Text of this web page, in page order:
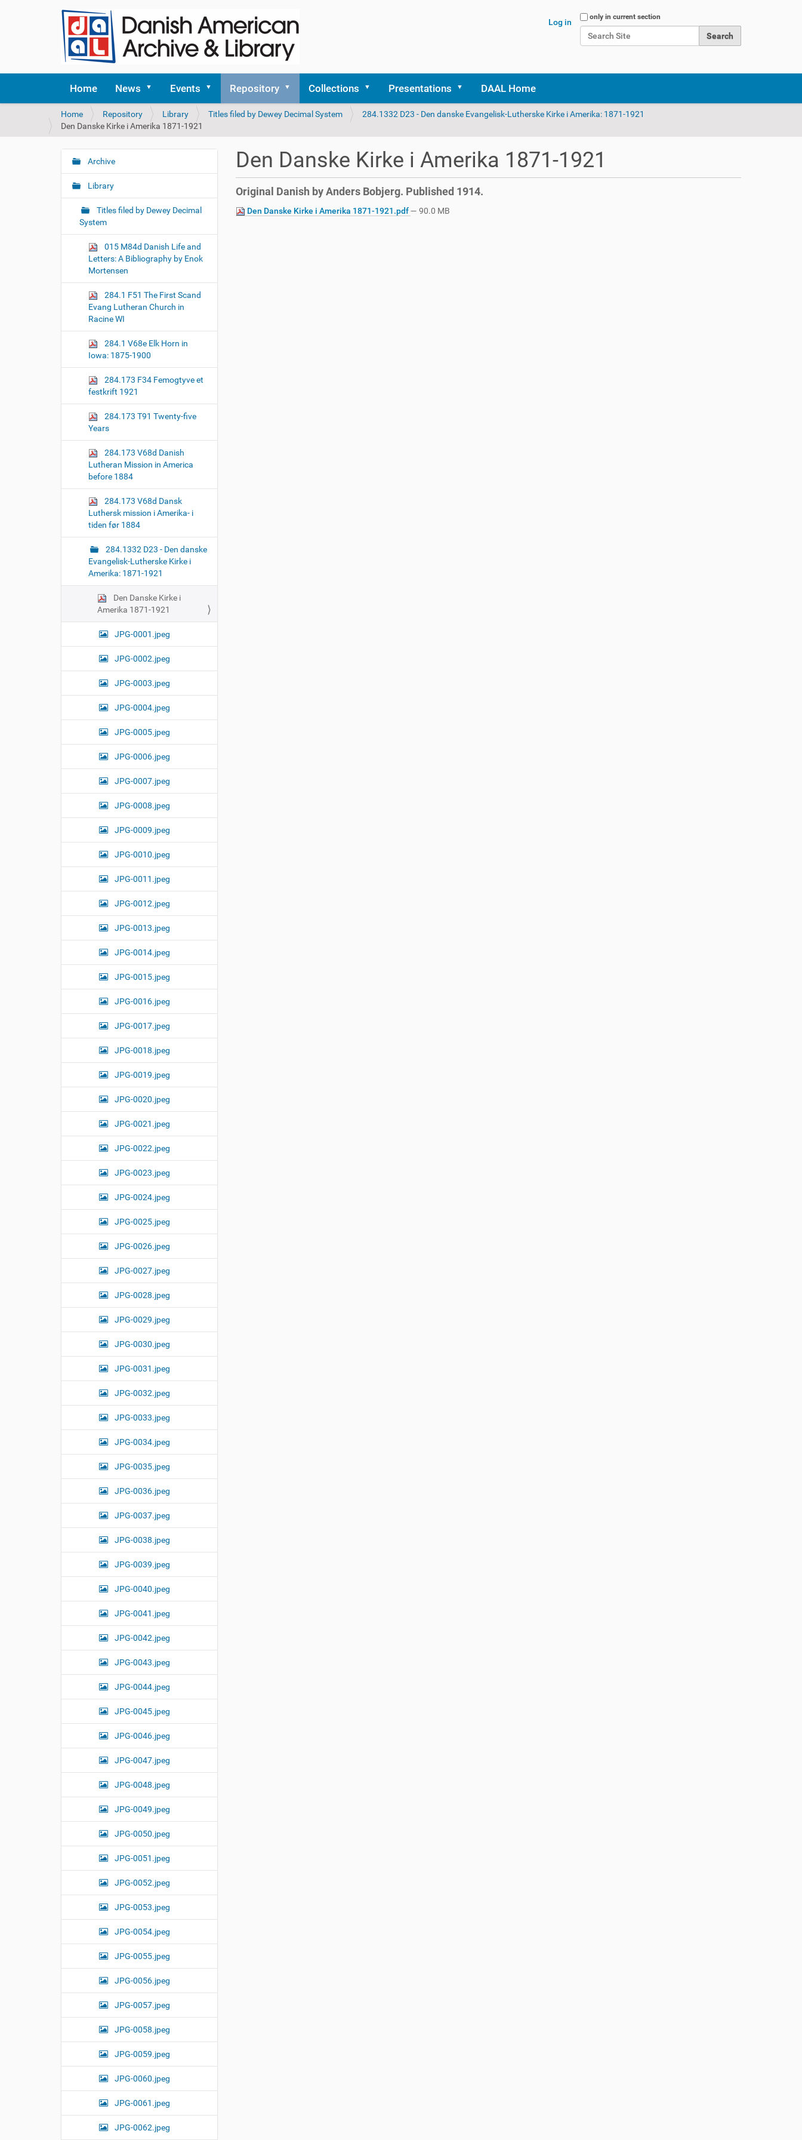
Search Site
only in current section
Log in
Home News Events Repository Collections Presentations DAAL Home
Y
o
a
e
e
:
Home Repository Library Titles filed by Dewey Decimal System
284.1332 D23 - Den danske Evangelisk-Lutherske Kirke i Amerika: 1871-1921
Den Danske Kirke i Amerika 1871-1921
Den Danske Kirke i Amerika 1871-1921
Original Danish by Anders Bobjerg. Published 1914.
Den Danske Kirke i Amerika 1871-1921.pdf— 90.0 MB
N
a
o
Archive
Library
Titles filed by Dewey Decimal
System
015 M84d Danish Life and
Letters: A Bibliography by Enok
Mortensen
284.1 F51 The First Scand
Evang Lutheran Church in
Racine WI
284.1 V68e Elk Horn in
Iowa: 1875-1900
284.173 F34 Femogtyve et
festkrift 1921
284.173 T91 Twenty-five
Years
284.173 V68d Danish
Lutheran Mission in America
before 1884
284.173 V68d Dansk
Luthersk mission i Amerika- i
tiden før 1884
284.1332 D23 - Den danske
Evangelisk-Lutherske Kirke i
Amerika: 1871-1921
Den Danske Kirke i
Amerika 1871-1921
JPG-0001.jpeg
JPG-0002.jpeg
JPG-0003.jpeg
JPG-0004.jpeg
JPG-0005.jpeg
JPG-0006.jpeg
JPG-0007.jpeg
JPG-0008.jpeg
JPG-0009.jpeg
JPG-0010.jpeg
JPG-0011.jpeg
JPG-0012.jpeg
JPG-0013.jpeg
JPG-0014.jpeg
JPG-0015.jpeg
JPG-0016.jpeg
JPG-0017.jpeg
JPG-0018.jpeg
JPG-0019.jpeg
JPG-0020.jpeg
JPG-0021.jpeg
JPG-0022.jpeg
JPG-0023.jpeg
JPG-0024.jpeg
JPG-0025.jpeg
JPG-0026.jpeg
JPG-0027.jpeg
JPG-0028.jpeg
JPG-0029.jpeg
JPG-0030.jpeg
JPG-0031.jpeg
JPG-0032.jpeg
JPG-0033.jpeg
JPG-0034.jpeg
JPG-0035.jpeg
JPG-0036.jpeg
JPG-0037.jpeg
JPG-0038.jpeg
JPG-0039.jpeg
JPG-0040.jpeg
JPG-0041.jpeg
JPG-0042.jpeg
JPG-0043.jpeg
JPG-0044.jpeg
JPG-0045.jpeg
JPG-0046.jpeg
JPG-0047.jpeg
JPG-0048.jpeg
JPG-0049.jpeg
JPG-0050.jpeg
JPG-0051.jpeg
JPG-0052.jpeg
JPG-0053.jpeg
JPG-0054.jpeg
JPG-0055.jpeg
JPG-0056.jpeg
JPG-0057.jpeg
JPG-0058.jpeg
JPG-0059.jpeg
JPG-0060.jpeg
JPG-0061.jpeg
JPG-0062.jpeg